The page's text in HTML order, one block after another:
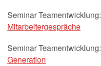
Seminar Teamentwicklung:
Mitarbeitergespräche
Seminar Teamentwicklung:
Generation